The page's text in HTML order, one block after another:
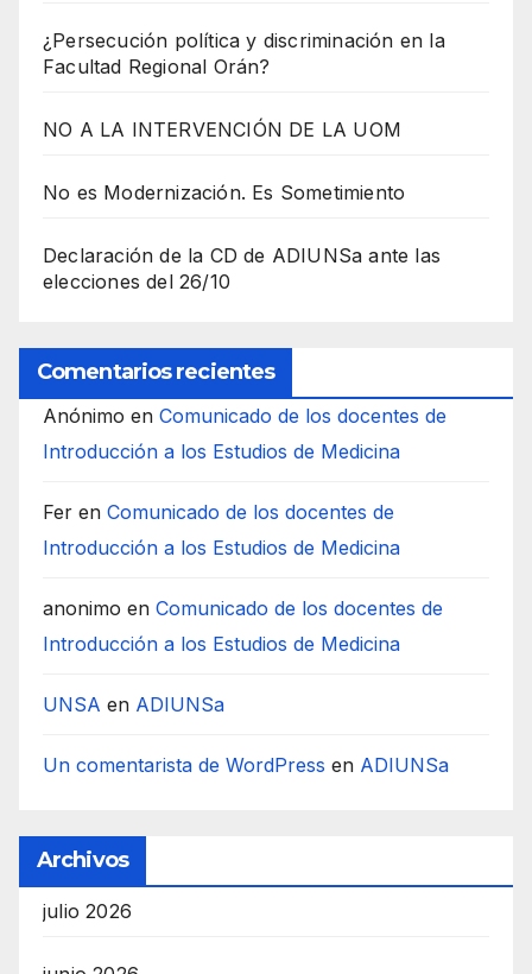
¿Persecución política y discriminación en la
Facultad Regional Orán?
NO A LA INTERVENCIÓN DE LA UOM
No es Modernización. Es Sometimiento
Declaración de la CD de ADIUNSa ante las
elecciones del 26/10
Comentarios recientes
Anónimo en Comunicado de los docentes de
Introducción a los Estudios de Medicina
Fer en Comunicado de los docentes de
Introducción a los Estudios de Medicina
anonimo en Comunicado de los docentes de
Introducción a los Estudios de Medicina
UNSA en ADIUNSa
Un comentarista de WordPress en ADIUNSa
Archivos
julio 2026